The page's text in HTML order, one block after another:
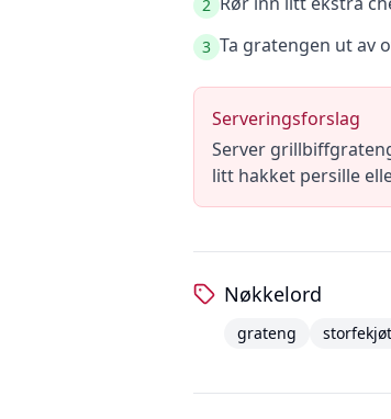
2
3 Ta gratengen ut av
Serveringsforslag
Server
litt hakket persille
Nøkkelord
grateng